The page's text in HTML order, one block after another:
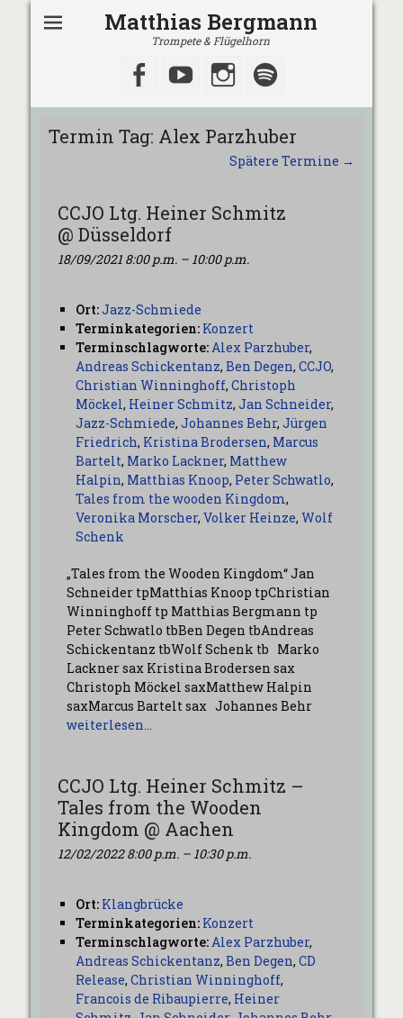
Matthias Bergmann
Trompete & Flügelhorn
Facebook
YouTubeInstagram
Termin Tag: Alex Parzhuber
Spätere Termine →
CCJO Ltg. Heiner Schmitz
@ Düsseldorf
18/09/2021 8:00 p.m. – 10:00 p.m.
Ort:Jazz-Schmiede
Terminkategorien: Konzert
Terminschlagworte:Alex Parzhuber,
Andreas Schickentanz, Ben Degen, CCJO,
Christian Winninghoff, Christoph
Möckel, Heiner Schmitz, Jan Schneider,
Jazz-Schmiede, Johannes Behr, Jürgen
Friedrich, Kristina Brodersen, Marcus
Bartelt, Marko Lackner, Matthew
Halpin, Matthias Knoop, Peter Schwatlo,
Tales from the wooden Kingdom,
Veronika Morscher, Volker Heinze, Wolf
Schenk
„Tales from the Wooden Kingdom“ Jan
Schneider tpMatthias Knoop tpChristian
Winninghoff tp Matthias Bergmann tp
Peter Schwatlo tbBen Degen tbAndreas
Schickentanz tbWolf Schenk tb Marko
Lackner sax Kristina Brodersen sax
Christoph Möckel saxMatthew Halpin
saxMarcus Bartelt sax Johannes Behr
weiterlesen…
CCJO Ltg. Heiner Schmitz –
Tales from the Wooden
Kingdom @ Aachen
12/02/2022 8:00 p.m. – 10:30 p.m.
Ort: Klangbrücke
Terminkategorien: Konzert
Terminschlagworte:Alex Parzhuber,
Andreas Schickentanz, Ben Degen, CD
Release, Christian Winninghoff,
Francois de Ribaupierre, Heiner